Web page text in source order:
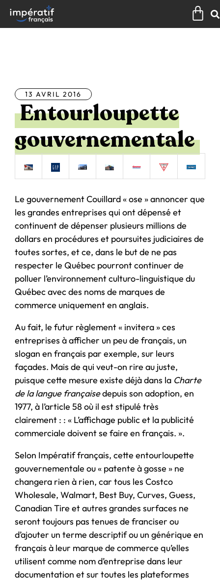
contenu
13 AVRIL 2016
Entourloupette
gouvernementale
Le gouvernement Couillard « ose » annoncer que
les grandes entreprises qui ont dépensé et
continuent de dépenser plusieurs millions de
dollars en procédures et poursuites judiciaires de
toutes sortes, et ce, dans le but de ne pas
respecter le Québec pourront continuer de
polluer l’environnement culturo-linguistique du
Québec avec des noms de marques de
commerce uniquement en anglais.
Au fait, le futur règlement « invitera » ces
entreprises à afficher un peu de français, un
slogan en français par exemple, sur leurs
façades. Mais de qui veut-on rire au juste,
puisque cette mesure existe déjà dans la Charte
de la langue françaisedepuis son adoption, en
1977, à l’article 58 où il est stipulé très
clairement : : « L’affichage public et la publicité
commerciale doivent se faire en français. ».
Selon Impératif français, cette entourloupette
gouvernementale ou « patente à gosse » ne
changera rien à rien, car tous les Costco
Wholesale, Walmart, Best Buy, Curves, Guess,
Canadian Tire et autres grandes surfaces ne
seront toujours pas tenues de franciser ou
d’ajouter un terme descriptif ou un générique en
français à leur marque de commerce qu’elles
utilisent comme nom d’entreprise dans leur
documentation et sur toutes les plateformes